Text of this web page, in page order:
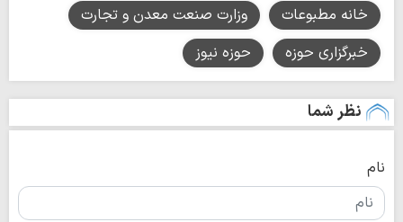
خانه مطبوعات
وزارت صنعت معدن و تجارت
خبرگزاری حوزه
حوزه نیوز
نظر شما
نام